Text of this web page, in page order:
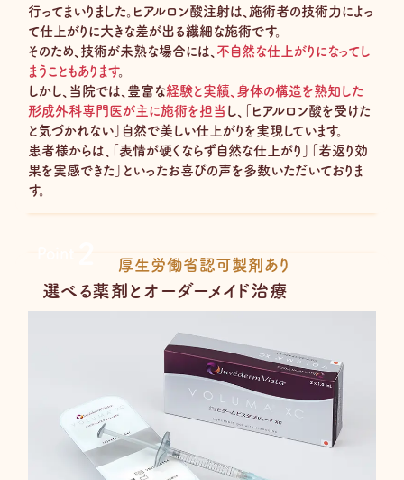
行ってまいりました。ヒアルロン酸注射は、施術者の技術力によっ
て仕上がりに大きな差が出る繊細な施術です。
そのため、技術が未熟な場合には、 不自然な仕上がりになってし
まうこともあります。
しかし、当院では、豊富な経験と実績、 身体の構造を熟知した
形成外科専門医が主に施術を担当 し、「ヒアルロン酸を受けた
と気づかれない」自然で美しい仕上がりを実現しています。
患者様からは、「表情が硬くならず自然な仕上がり」「若返り効
果を実感できた」といったお喜びの声を多数いただいておりま
す。
厚生労働省認可製剤あり
選べる薬剤とオーダーメイド治療